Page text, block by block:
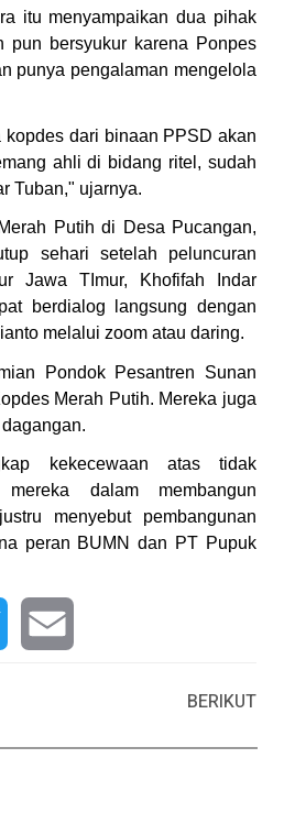
itu menyampaikan dua pihak
pun bersyukur karena Ponpes
punya pengalaman mengelola
dari binaan PPSD akan
ahli di bidang ritel, sudah
Tuban," ujarnya.
Putih di Desa Pucangan,
sehari setelah peluncuran
Jawa TImur, Khofifah Indar
berdialog langsung dengan
melalui zoom atau daring.
Pondok Pesantren Sunan
Merah Putih. Mereka juga
kekecewaan atas tidak
dalam membangun
menyebut pembangunan
peran BUMN dan PT Pupuk
BERIKUT